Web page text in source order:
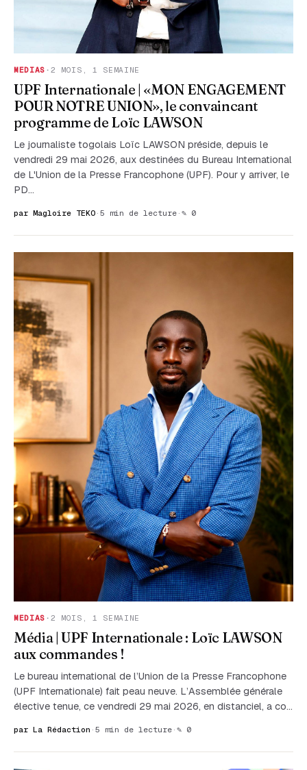
MEDIAS · 2 MOIS, 1 SEMAINE
UPF Internationale | «MON ENGAGEMENT
POUR NOTRE UNION», le convaincant
programme de Loïc LAWSON
Le journaliste togolais Loïc LAWSON préside, depuis le
vendredi 29 mai 2026, aux destinées du Bureau International
de L'Union de la Presse Francophone (UPF). Pour y arriver, le
PD…
par Magloire TEKO · 5 min de lecture · ✎ 0
MEDIAS · 2 MOIS, 1 SEMAINE
Média | UPF Internationale : Loïc LAWSON
aux commandes !
Le bureau international de l’Union de la Presse Francophone
(UPF Internationale) fait peau neuve. L’Assemblée générale
élective tenue, ce vendredi 29 mai 2026, en distanciel, a co…
par La Rédaction · 5 min de lecture · ✎ 0